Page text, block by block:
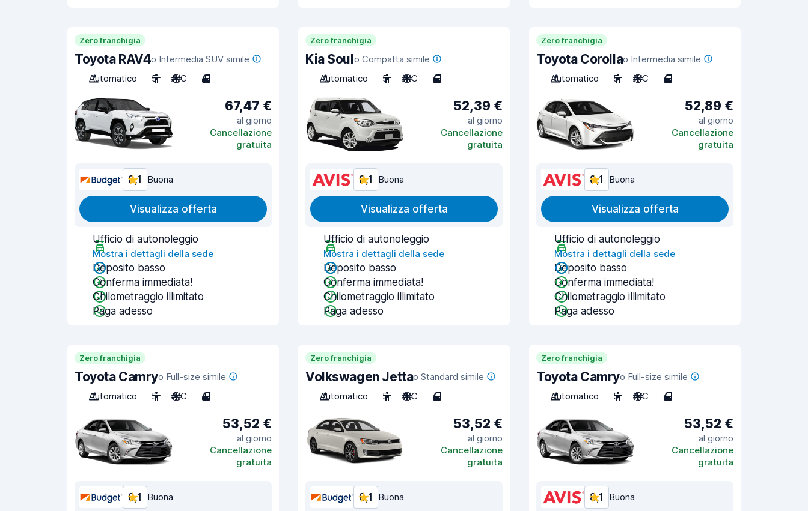
Zero franchigia
Toyota RAV4o Intermedia SUV simile
Automatico
5 A/C 4
67,47 €
al giorno
Cancellazione
gratuita
8,1 Buona
Visualizza offerta
Ufficio di autonoleggio
Mostra i dettagli della sede
Deposito basso
Conferma immediata!
Chilometraggio illimitato
Paga adesso
Zero franchigia
Kia Soulo Compatta simile
Automatico
5 A/C 4
52,39 €
al giorno
Cancellazione
gratuita
8,1 Buona
Visualizza offerta
Ufficio di autonoleggio
Mostra i dettagli della sede
Deposito basso
Conferma immediata!
Chilometraggio illimitato
Paga adesso
Zero franchigia
Toyota Corollao Intermedia simile
Automatico
5 A/C 4
52,89 €
al giorno
Cancellazione
gratuita
8,1 Buona
Visualizza offerta
Ufficio di autonoleggio
Mostra i dettagli della sede
Deposito basso
Conferma immediata!
Chilometraggio illimitato
Paga adesso
Zero franchigia
Toyota Camryo Full-size simile
Automatico
5 A/C 4
53,52 €
al giorno
Cancellazione
gratuita
8,1 Buona
Zero franchigia
Volkswagen Jettao Standard simile
Automatico
5 A/C 4
53,52 €
al giorno
Cancellazione
gratuita
8,1 Buona
Zero franchigia
Toyota Camryo Full-size simile
Automatico
5 A/C 4
53,52 €
al giorno
Cancellazione
gratuita
8,1 Buona